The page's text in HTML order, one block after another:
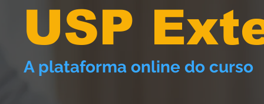
USP
A plataforma online do curso